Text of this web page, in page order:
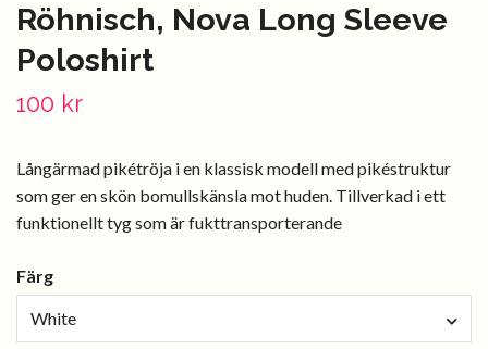
Röhnisch, Nova Long Sleeve
Poloshirt
100 kr
Långärmad pikétröja i en klassisk modell med pikéstruktur
som ger en skön bomullskänsla mot huden. Tillverkad i ett
funktionellt tyg som är fukttransporterande
Färg
White